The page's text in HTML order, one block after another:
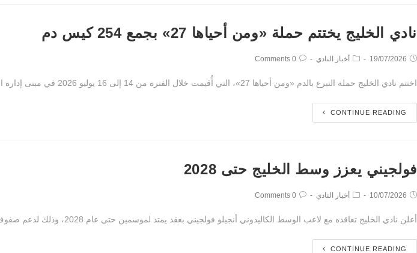
نادي الخليج يختتم حملة «ومن أحياها 27» بجمع 254 كيس دم
19/07/2026 أخبار النادي 0 Comments
اختتم نادي الخليج حملة التبرع بالدم «ومن أحياها 27»، التي أُقيمت خلال الفترة من 14 إلى 16 يوليو 2026 في مبنى إدارة النادي، ونجحت في جمع 254 كيس دم، وسط…
CONTINUE READING
فولجيني يعزز وسط الخليج حتى 2028
10/07/2026 أخبار النادي 0 Comments
أعلن نادي الخليج تعاقده مع لاعب الوسط الكاليدوني أنجيلو فولجيني بعقد يمتد لموسمين حتى عام 2028، وذلك لدعم صفوف الفريق الأول لكرة القدم استعدادًا للموسم الرياضي 2026-2027. ويشغل فولجيني مركز…
CONTINUE READING